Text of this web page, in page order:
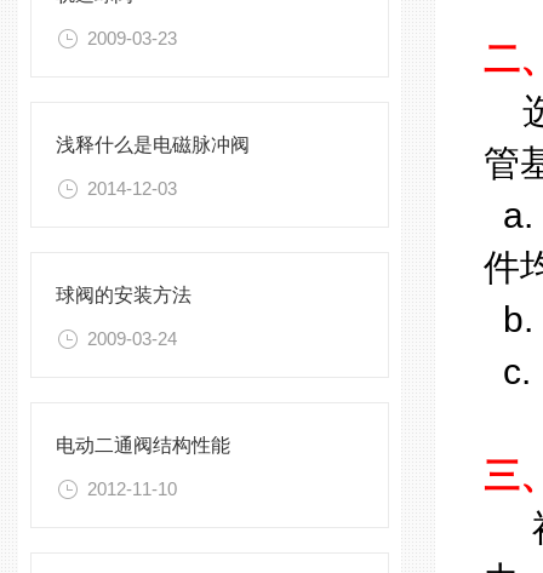
2009-03-23
浅释什么是电磁脉冲阀
2014-12-03
球阀的安装方法
2009-03-24
电动二通阀结构性能
2012-11-10
二
管
a.
件
c.
三